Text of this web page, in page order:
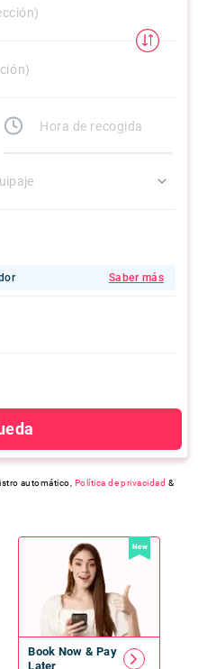
Saber más
automático, Política de privacidad &
New
Book Now & Pay
Later